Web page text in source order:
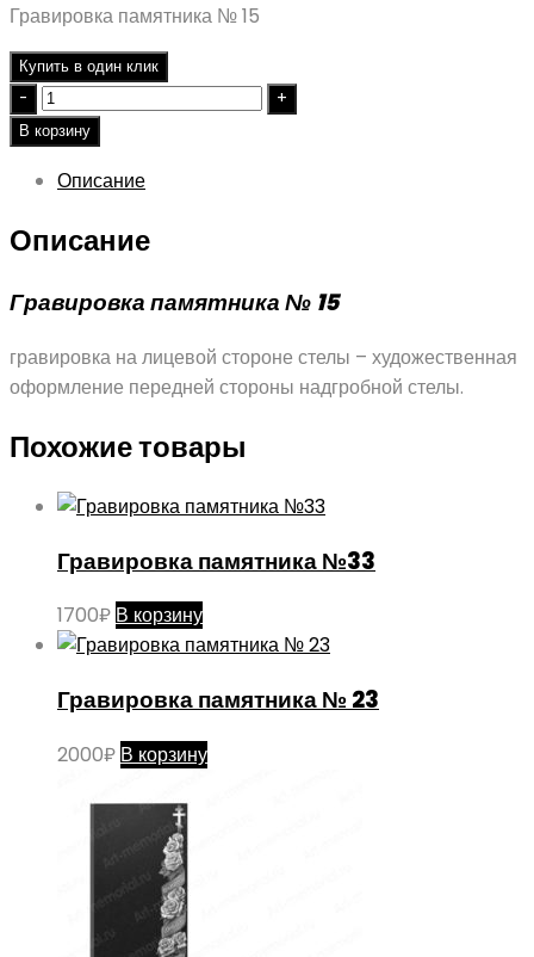
Гравировка памятника № 15
Купить в один клик
Quantity
В корзину
Описание
Описание
Гравировка памятника № 15
гравировка на лицевой стороне стелы – художественная
оформление передней стороны надгробной стелы.
Похожие товары
Гравировка памятника №33
1700₽ В корзину
Гравировка памятника № 23
2000₽ В корзину